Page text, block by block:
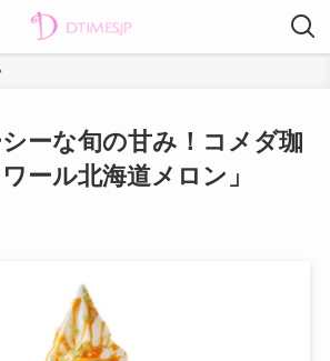
ーな旬の甘み！コメダ珈
ール北海道メロン」